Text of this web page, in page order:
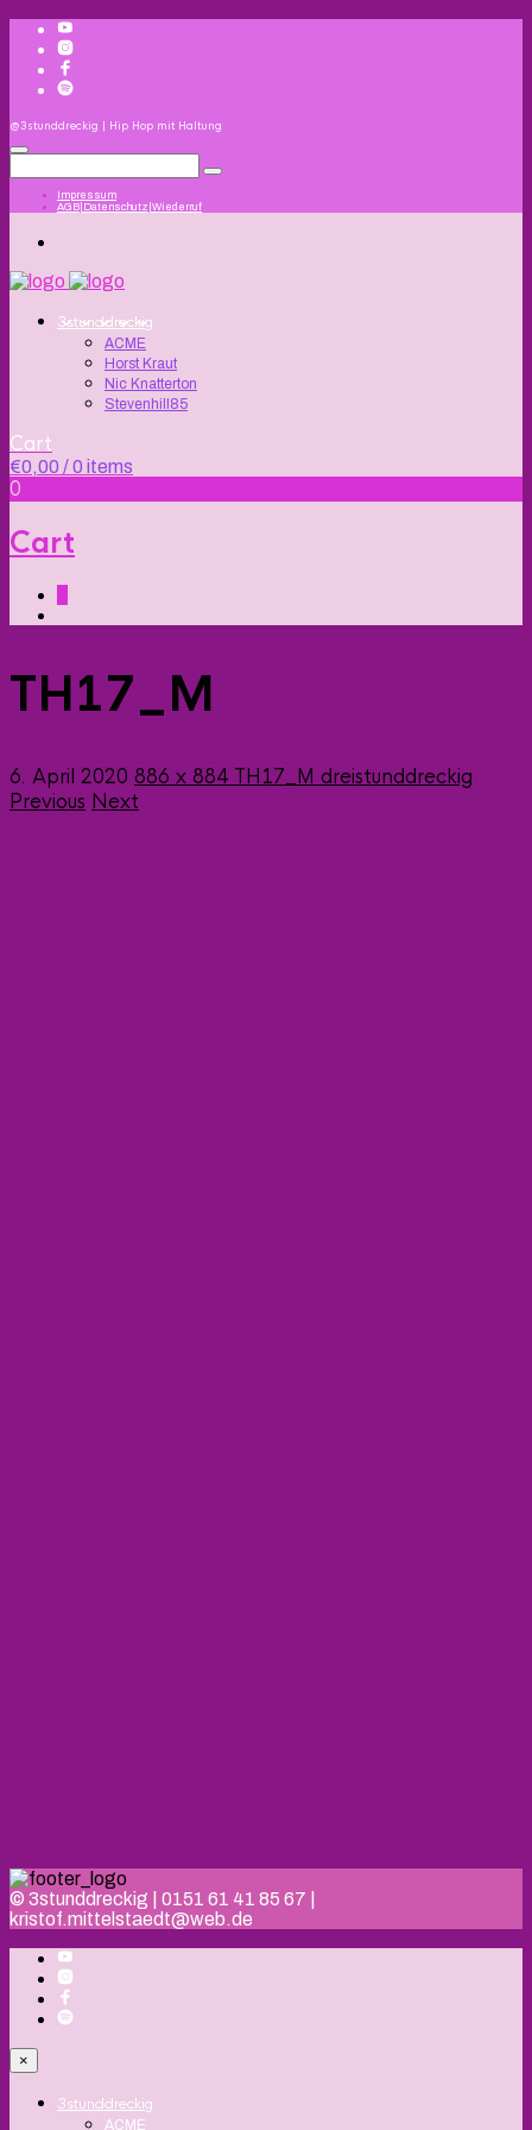
@3stunddreckig | Hip Hop mit Haltung
Impressum
AGB|Datenschutz|Wiederruf
3stunddreckig
ACME
Horst Kraut
Nic Knatterton
Stevenhill85
Cart
€0,00 / 0 items
0
Cart
TH17_M
6. April 2020 886 x 884 TH17_M dreistunddreckig
Previous Next
© 3stunddreckig | 0151 61 41 85 67 |
kristof.mittelstaedt@web.de
×
3stunddreckig
ACME